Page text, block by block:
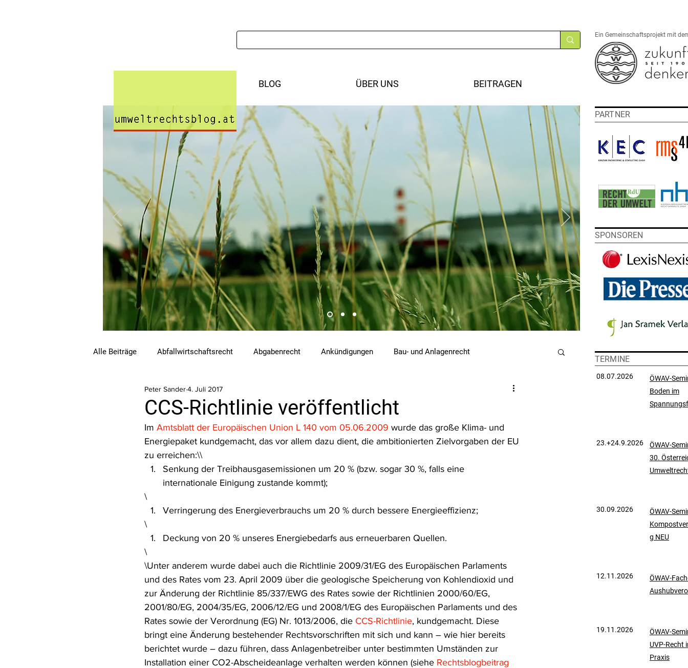
BLOG ÜBER UNS BEITRAGEN
Ein Gemeinschaftsprojekt mit
Alle Beiträge Abfallwirtschaftsrecht Abgabenrecht Ankündigungen Bau- und Anlagenrecht
Beihilfen und Förderungen
Luftreinhalterecht Naturschutzrecht Raumordnungs- und Planungsrecht RdU Rechtsprechungssammlung
Rohstoffrecht (Umwelt-)Strafrecht Tierschutzrecht Umwelthaftung Umweltinformationen
Verfahrensrecht Vergaberecht Verkehr- und Transportrecht Verpackungsrecht Völkerrecht
Wasserrecht
CCS-Richtlinie veröffentlicht
Peter Sander4. Juli 2017
Im Amtsblatt der Europäischen Union L 140 vom 05.06.2009 wurde das große Klima- und
Energiepaket kundgemacht, das vor allem dazu dient, die ambitionierten Zielvorgaben der EU
zu erreichen:\\
Senkung der Treibhausgasemissionen um 20 % (bzw. sogar 30 %, falls eine
internationale Einigung zustande kommt);
\
Verringerung des Energieverbrauchs um 20 % durch bessere Energieeffizienz;
\
Deckung von 20 % unseres Energiebedarfs aus erneuerbaren Quellen.
\
\Unter anderem wurde dabei auch die Richtlinie 2009/31/EG des Europäischen Parlaments
und des Rates vom 23. April 2009 über die geologische Speicherung von Kohlendioxid und
zur Änderung der Richtlinie 85/337/EWG des Rates sowie der Richtlinien 2000/60/EG,
2001/80/EG, 2004/35/EG, 2006/12/EG und 2008/1/EG des Europäischen Parlaments und des
Rates sowie der Verordnung (EG) Nr. 1013/2006, die CCS-Richtlinie, kundgemacht. Diese
bringt eine Änderung bestehender Rechtsvorschriften mit sich und kann – wie hier bereits
berichtet wurde – dazu führen, dass Anlagenbetreiber unter bestimmten Umständen zur
Installation einer CO2-Abscheideanlage verhalten werden können (siehe Rechtsblogbeitrag
08.07.2026
ÖWAV-
Boden im
23.+24.9.2026
ÖWAV-
30.
30.09.2026
ÖWAV-
g NEU
12.11.2026
ÖWAV-
19.11.2026
ÖWAV-
UVP-Recht
Praxis
PARTNER
TERMINE
SPONSOREN